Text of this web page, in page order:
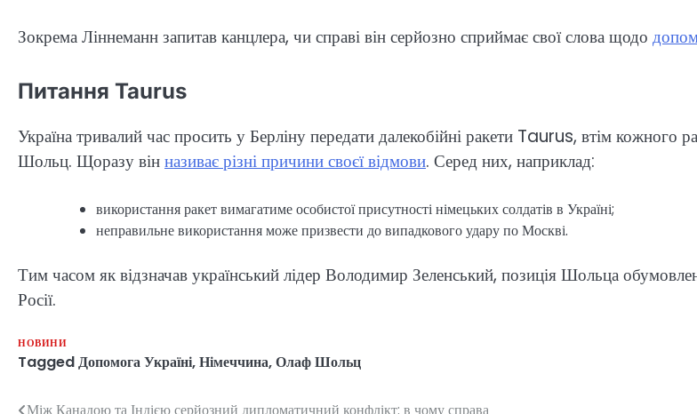
Зокрема Ліннеманн запитав канцлера, чи справі він серйозно сприймає свої слова щодо
Питання Taurus
Україна тривалий час просить у Берліну передати далекобійні ракети Taurus, втім кожного
Шольц. Щоразу вінназиває різні причини своєї відмови. Серед них, наприклад:
використання ракет вимагатиме особистої присутності німецьких солдатів в Україні;
неправильне використання може призвести до випадкового удару по Москві.
Тим часом як відзначав український лідер Володимир Зеленський, позиція Шольца
Росії.
НОВИНИ
TaggedДопомога Україні,Німеччина,Олаф Шольц
Між Канадою та Індією серйозний дипломатичний конфлікт: в чому справа